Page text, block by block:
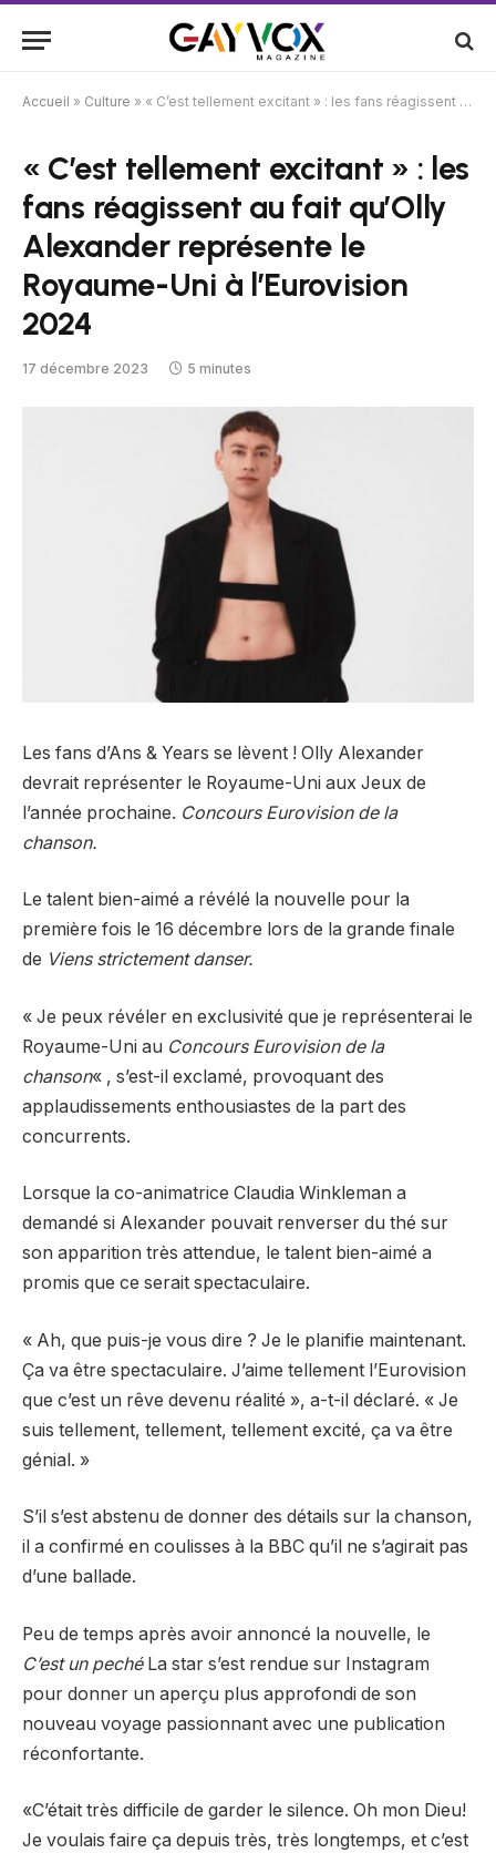
Accueil » Culture » « C’est tellement excitant » : les fans réagissent au fait qu’Olly Alexander représente le Royaume-Uni à l’Eurovision 2024
« C’est tellement excitant » : les
fans réagissent au fait qu’Olly
Alexander représente le
Royaume-Uni à l’Eurovision
2024
17 décembre 2023 5 minutes
Les fans d’Ans & Years se lèvent ! Olly Alexander
devrait représenter le Royaume-Uni aux Jeux de
l’année prochaine. Concours Eurovision de la
chanson.
Le talent bien-aimé a révélé la nouvelle pour la
première fois le 16 décembre lors de la grande finale
de Viens strictement danser.
« Je peux révéler en exclusivité que je représenterai le
Royaume-Uni au Concours Eurovision de la
chanson« , s’est-il exclamé, provoquant des
applaudissements enthousiastes de la part des
concurrents.
Lorsque la co-animatrice Claudia Winkleman a
demandé si Alexander pouvait renverser du thé sur
son apparition très attendue, le talent bien-aimé a
promis que ce serait spectaculaire.
« Ah, que puis-je vous dire ? Je le planifie maintenant.
Ça va être spectaculaire. J’aime tellement l’Eurovision
que c’est un rêve devenu réalité », a-t-il déclaré. « Je
suis tellement, tellement, tellement excité, ça va être
génial. »
S’il s’est abstenu de donner des détails sur la chanson,
il a confirmé en coulisses à la BBC qu’il ne s’agirait pas
d’une ballade.
Peu de temps après avoir annoncé la nouvelle, le
C’est un pechéLa star s’est rendue sur Instagram
pour donner un aperçu plus approfondi de son
nouveau voyage passionnant avec une publication
réconfortante.
«C’était très difficile de garder le silence. Oh mon Dieu!
Je voulais faire ça depuis très, très longtemps, et c’est